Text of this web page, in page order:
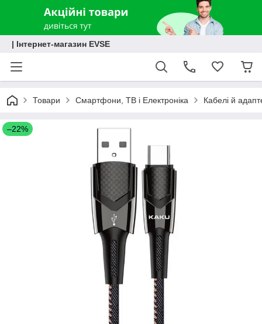
| Інтернет-магазин EVSE
Товари Смартфони, ТВ і Електроніка Кабелі й
–22%